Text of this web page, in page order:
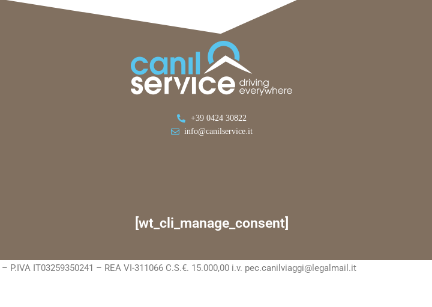
+39 0424 30822
info@canilservice.it
[wt_cli_manage_consent]
P.IVA IT03259350241 – REA VI-311066 C.S.€. 15.000,00 i.v. pec.canilviaggi@legalmail.it